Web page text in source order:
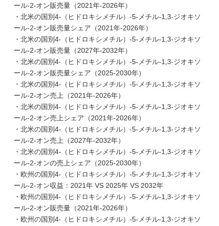
ール-2-オン販売量（2021年-2026年）
・北米の国別4-（ヒドロキシメチル）-5-メチル-1,3-ジオキソ
ール-2-オン販売量シェア（2021年-2026年）
・北米の国別4-（ヒドロキシメチル）-5-メチル-1,3-ジオキソ
ール-2-オン販売量（2027年-2032年）
・北米の国別4-（ヒドロキシメチル）-5-メチル-1,3-ジオキソ
ール-2-オン販売量シェア（2025-2030年）
・北米の国別4-（ヒドロキシメチル）-5-メチル-1,3-ジオキソ
ール-2-オン売上（2021年-2026年）
・北米の国別4-（ヒドロキシメチル）-5-メチル-1,3-ジオキソ
ール-2-オン売上シェア（2021年-2026年）
・北米の国別4-（ヒドロキシメチル）-5-メチル-1,3-ジオキソ
ール-2-オン売上（2027年-2032年）
・北米の国別4-（ヒドロキシメチル）-5-メチル-1,3-ジオキソ
ール-2-オンの売上シェア（2025-2030年）
・欧州の国別4-（ヒドロキシメチル）-5-メチル-1,3-ジオキソ
ール-2-オン収益：2021年 VS 2025年 VS 2032年
・欧州の国別4-（ヒドロキシメチル）-5-メチル-1,3-ジオキソ
ール-2-オン販売量（2021年-2026年）
・欧州の国別4-（ヒドロキシメチル）-5-メチル-1,3-ジオキソ